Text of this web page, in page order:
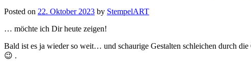
Posted on 22. Oktober 2023 by StempelART
… möchte ich Dir heute zeigen!
Bald ist es ja wieder so weit… und schaurige Gestalten schleichen durch
😉 .